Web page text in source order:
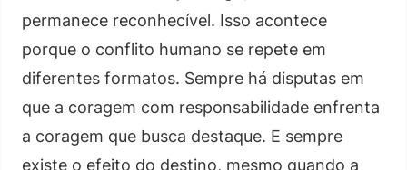
permanece reconhecível. Isso acontece
porque o conflito humano se repete em
diferentes formatos. Sempre há disputas em
que a coragem com responsabilidade enfrenta
a coragem que busca destaque. E sempre
existe o efeito do destino, mesmo quando a